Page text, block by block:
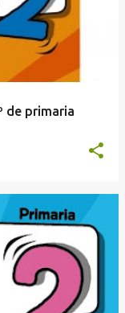
de primaria